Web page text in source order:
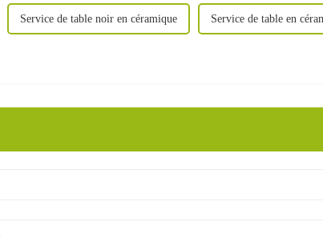
Service de table noir en céramique Service de table en